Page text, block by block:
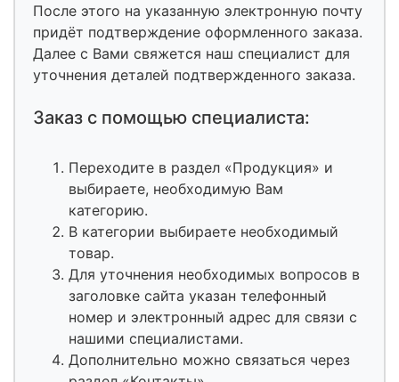
После этого на указанную электронную почту
придёт подтверждение оформленного заказа.
Далее с Вами свяжется наш специалист для
уточнения деталей подтвержденного заказа.
Заказ с помощью специалиста:
Переходите в раздел «Продукция» и
выбираете, необходимую Вам
категорию.
В категории выбираете необходимый
товар.
Для уточнения необходимых вопросов в
заголовке сайта указан телефонный
номер и электронный адрес для связи с
нашими специалистами.
Дополнительно можно связаться через